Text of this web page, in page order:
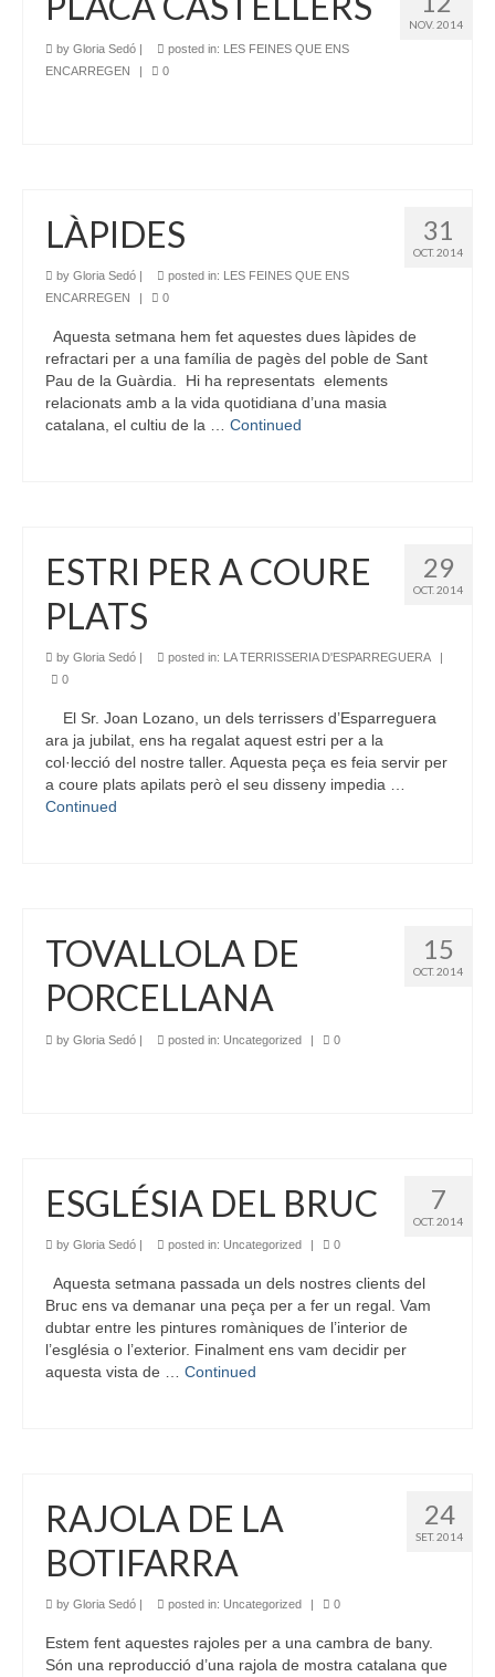
NOV. 2014
by Gloria Sedó | posted in: LES FEINES QUE ENS
ENCARREGEN
| 0
31
OCT. 2014
LÀPIDES
by Gloria Sedó | posted in: LES FEINES QUE ENS
ENCARREGEN
| 0
Aquesta setmana hem fet aquestes dues làpides de
refractari per a una família de pagès del poble de Sant
Pau de la Guàrdia. Hi ha representats elements
relacionats amb a la vida quotidiana d’una masia
catalana, el cultiu de la … Continued
29
OCT. 2014
ESTRI PER A COURE
PLATS
by Gloria Sedó posted in: LA TERRISSERIA D'ESPARREGUERA
0
El Sr. Joan Lozano, un dels terrissers d’Esparreguera
ara ja jubilat, ens ha regalat aquest estri per a la
col·lecció del nostre taller. Aquesta peça es feia servir per
a coure plats apilats però el seu disseny impedia …
Continued
15
OCT. 2014
TOVALLOLA DE
PORCELLANA
by Gloria Sedó | posted in: Uncategorized | 0
7
OCT. 2014
ESGLÉSIA DEL BRUC
by Gloria Sedó | posted in: Uncategorized | 0
Aquesta setmana passada un dels nostres clients del
Bruc ens va demanar una peça per a fer un regal. Vam
dubtar entre les pintures romàniques de l’interior de
l’església o l’exterior. Finalment ens vam decidir per
aquesta vista de … Continued
24
SET. 2014
RAJOLA DE LA
BOTIFARRA
by Gloria Sedó posted in: Uncategorized 0
Estem fent aquestes rajoles per a una cambra de bany.
Són una reproducció d’una rajola de mostra catalana que